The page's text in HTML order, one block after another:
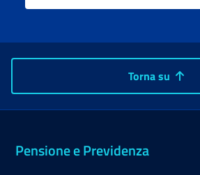
Torna su
Pensione e Previdenza